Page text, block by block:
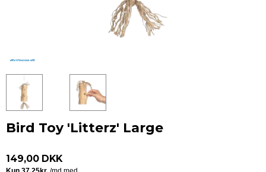
Bird Toy 'Litterz' Large
149,00 DKK